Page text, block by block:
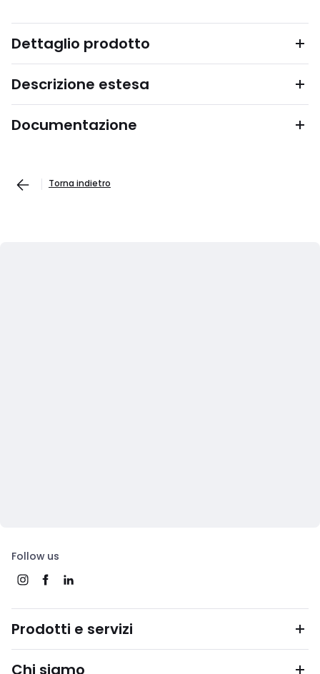
Dettaglio prodotto
Descrizione estesa
Documentazione
Torna indietro
Follow us
Prodotti e servizi
Chi siamo